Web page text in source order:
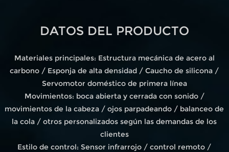
DATOS DEL PRODUCTO
Materiales principales: Estructura mecánica de acero al
carbono / Esponja de alta densidad / Caucho de silicona /
Servomotor doméstico de primera línea
Movimientos: boca abierta y cerrada con sonido /
movimientos de la cabeza / ojos parpadeando / balanceo de
la cola / otros personalizados según las demandas de los
clientes
Estilo de control: Sensor infrarrojo / control remoto /